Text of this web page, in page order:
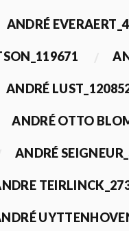
ANDRÉ
ANDRÉ
ANDRÉ OTTO
ANDRÉ